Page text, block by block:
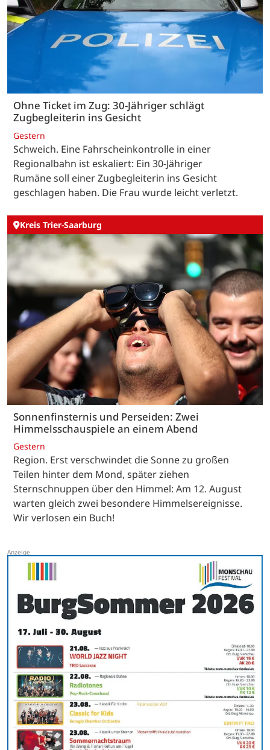
Ohne Ticket im Zug: 30-Jähriger schlägt
Zugbegleiterin ins Gesicht
Gestern
Schweich. Eine Fahrscheinkontrolle in einer
Regionalbahn ist eskaliert: Ein 30-Jähriger
Rumäne soll einer Zugbegleiterin ins Gesicht
geschlagen haben. Die Frau wurde leicht verletzt.
Kreis Trier-Saarburg
Sonnenfinsternis und Perseiden: Zwei
Himmelsschauspiele an einem Abend
Gestern
Region. Erst verschwindet die Sonne zu großen
Teilen hinter dem Mond, später ziehen
Sternschnuppen über den Himmel: Am 12. August
warten gleich zwei besondere Himmelsereignisse.
Wir verlosen ein Buch!